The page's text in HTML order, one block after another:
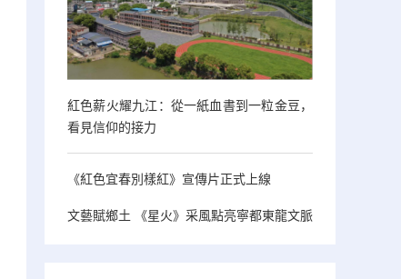
紅色薪火耀九江：從一紙血書到一粒金豆，
看見信仰的接力
《紅色宜春別樣紅》宣傳片正式上線
文藝賦鄉土 《星火》采風點亮寧都東龍文脈